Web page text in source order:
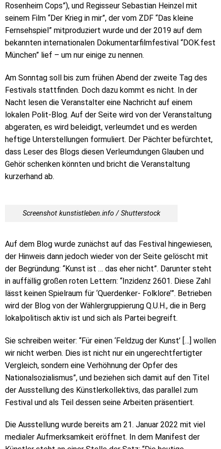
Rosenheim Cops”), und Regisseur Sebastian Heinzel mit
seinem Film “Der Krieg in mir”, der vom ZDF “Das kleine
Fernsehspiel” mitproduziert wurde und der 2019 auf dem
bekannten internationalen Dokumentarfilmfestival “DOK.fest
München” lief – um nur einige zu nennen.
Am Sonntag soll bis zum frühen Abend der zweite Tag des
Festivals stattfinden. Doch dazu kommt es nicht. In der
Nacht lesen die Veranstalter eine Nachricht auf einem
lokalen Polit-Blog. Auf der Seite wird von der Veranstaltung
abgeraten, es wird beleidigt, verleumdet und es werden
heftige Unterstellungen formuliert. Der Pächter befürchtet,
dass Leser des Blogs diesen Verleumdungen Glauben und
Gehör schenken könnten und bricht die Veranstaltung
kurzerhand ab.
Screenshot kunstistleben.info / Shutterstock
Auf dem Blog wurde zunächst auf das Festival hingewiesen,
der Hinweis dann jedoch wieder von der Seite gelöscht mit
der Begründung: “Kunst ist … das eher nicht”. Darunter steht
in auffällig großen roten Lettern: “Inzidenz 2601. Diese Zahl
lässt keinen Spielraum für ‘Querdenker- Folklore’”. Betrieben
wird der Blog von der Wählergruppierung Q.U.H., die in Berg
lokalpolitisch aktiv ist und sich als Partei begreift.
Sie schreiben weiter: “Für einen ‘Feldzug der Kunst’ […] wollen
wir nicht werben. Dies ist nicht nur ein ungerechtfertigter
Vergleich, sondern eine Verhöhnung der Opfer des
Nationalsozialismus”, und beziehen sich damit auf den Titel
der Ausstellung des Künstlerkollektivs, das parallel zum
Festival und als Teil dessen seine Arbeiten präsentiert.
Die Ausstellung wurde bereits am 21. Januar 2022 mit viel
medialer Aufmerksamkeit eröffnet. In dem Manifest der